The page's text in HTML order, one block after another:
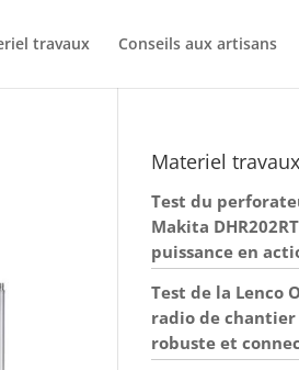
travaux Conseils aux artisans
Materiel travaux
Test du
Makita
puissance en
Test de la Lenco
radio de chantier
robuste et